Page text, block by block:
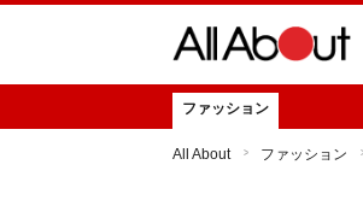
ファッション
All About ファッション